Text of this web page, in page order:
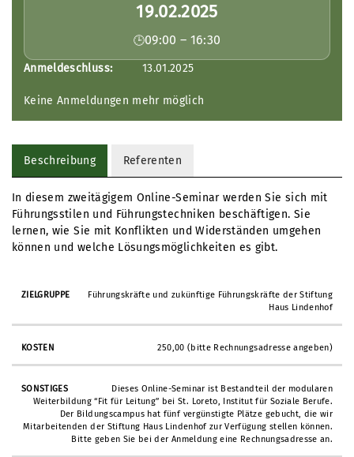
19.02.2025
09:00 – 16:30
Anmeldeschluss: 13.01.2025
Keine Anmeldungen mehr möglich
Beschreibung Referenten
In diesem zweitägigem Online-Seminar werden Sie sich mit
Führungsstilen und Führungstechniken beschäftigen. Sie
lernen, wie Sie mit Konflikten und Widerständen umgehen
können und welche Lösungsmöglichkeiten es gibt.
Führungskräfte und zukünftige Führungskräfte der Stiftung
Haus Lindenhof
250,00 (bitte Rechnungsadresse angeben)
Dieses Online-Seminar ist Bestandteil der modularen
Weiterbildung “Fit für Leitung” bei St. Loreto, Institut für Soziale Berufe.
Der Bildungscampus hat fünf vergünstigte Plätze gebucht, die wir
Mitarbeitenden der Stiftung Haus Lindenhof zur Verfügung stellen können.
Bitte geben Sie bei der Anmeldung eine Rechnungsadresse an.